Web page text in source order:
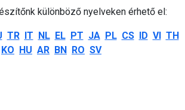
különböző nyelveken érhető el:
TR IT NL EL PT JA PL CS ID VI TH
KO HU AR BN RO SV